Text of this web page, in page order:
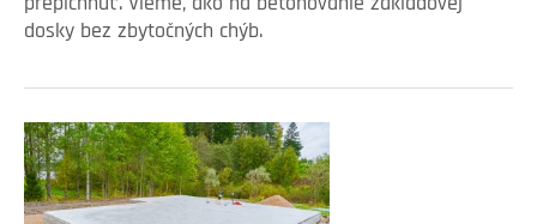
dosky bez zbytočných chýb.